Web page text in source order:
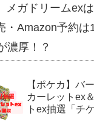
メガドリームex
・Amazon予約は
濃厚！？
【ポケカ】バ
カーレットex
トex抽選「チ